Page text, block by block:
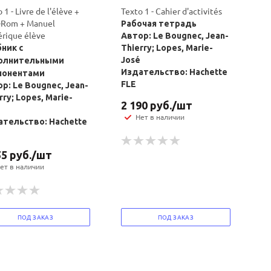
1 - Livre de l'élève +
+ Manuel
élève
с
Le Bougnec, Jean-
Lopes, Marie-
Hachette
руб./шт
в наличии
ПОД ЗАКАЗ
Texto 1 - Cahier d'activités
Рабочая тетрадь
Автор: Le Bougnec, Jean-
Thierry; Lopes, Marie-
José
Издательство: Hachette
FLE
2 190 руб./шт
Нет в наличии
ПОД ЗАКАЗ